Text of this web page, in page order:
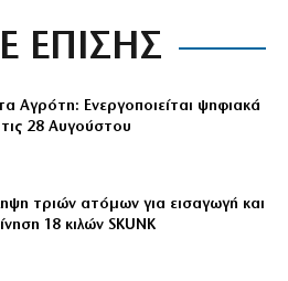
ΕΠΙΣΗΣ
Αγρότη: Ενεργοποιείται ψηφιακά
28 Αυγούστου
τριών ατόμων για εισαγωγή και
18 κιλών SKUNK